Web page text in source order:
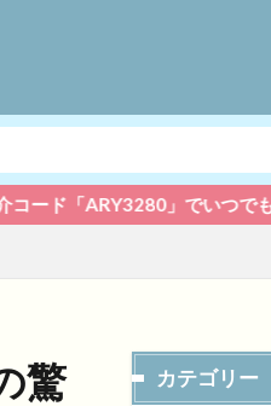
」でいつでも5％オフ！
驚
カテゴリー